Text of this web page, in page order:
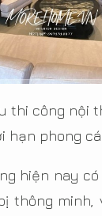
thi công nội
hạn phong
hiện nay
thông minh,